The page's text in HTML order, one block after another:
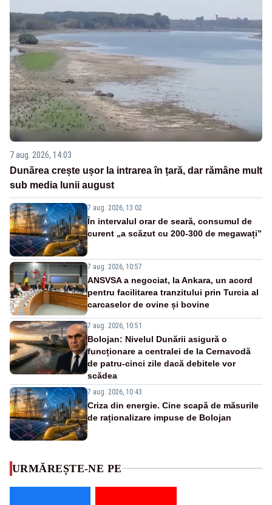
7 aug. 2026, 14:03
Dunărea crește ușor la intrarea în țară, dar rămâne mult
sub media lunii august
7 aug. 2026, 13:02
În intervalul orar de seară, consumul de
curent „a scăzut cu 200-300 de megawați”
7 aug. 2026, 10:57
ANSVSA a negociat, la Ankara, un acord
pentru facilitarea tranzitului prin Turcia al
carcaselor de ovine și bovine
7 aug. 2026, 10:51
Bolojan: Nivelul Dunării asigură o
funcționare a centralei de la Cernavodă
de patru-cinci zile dacă debitele vor
scădea
7 aug. 2026, 10:43
Criza din energie. Cine scapă de măsurile
de raționalizare impuse de Bolojan
URMĂREȘTE-NE PE